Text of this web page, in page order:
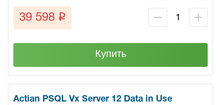
39 598 q
Купить
Actian PSQL Vx Server 12 Data in Use